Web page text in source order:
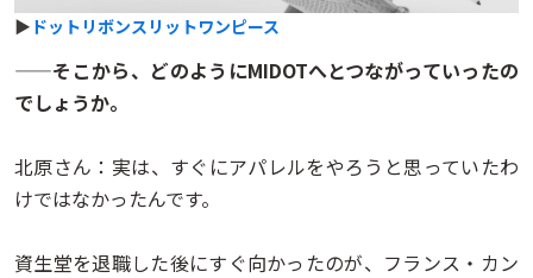
▶ ドットリボンスリットワンピース
——そこから、どのようにMIDOTへとつながっていったの
でしょうか。
北原さん：実は、すぐにアパレルをやろうと思っていたわ
けではなかったんです。
資生堂を退職した後にすぐ向かったのが、フランス・カン